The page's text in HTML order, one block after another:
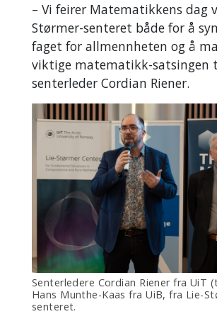
– Vi feirer Matematikkens dag
Størmer-senteret både for å
faget for allmennheten og å
viktige matematikk-satsingen
senterleder Cordian Riener.
Senterledere Cordian Riener fra UiT
Hans Munthe-Kaas fra UiB, fra Lie-
senteret.